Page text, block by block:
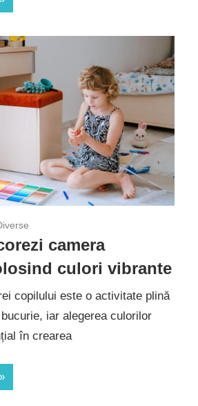
camera
culori vibrante
copilului este o activitate plină
iar alegerea culorilor
în crearea